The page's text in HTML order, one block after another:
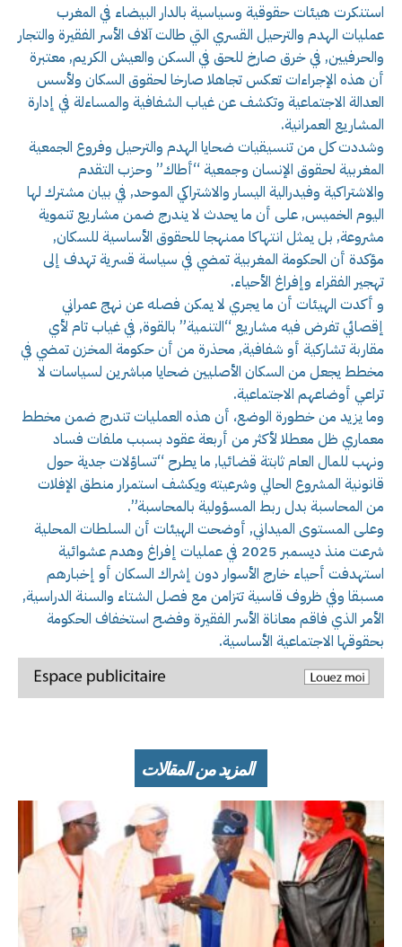
استنكرت هيئات حقوقية وسياسية بالدار البيضاء في المغرب
عمليات الهدم والترحيل القسري التي طالت آلاف الأسر الفقيرة والتجار
والحرفيين, في خرق صارخ للحق في السكن والعيش الكريم, معتبرة
أن هذه الإجراءات تعكس تجاهلا صارخا لحقوق السكان ولأسس
العدالة الاجتماعية وتكشف عن غياب الشفافية والمساءلة في إدارة
المشاريع العمرانية.
وشددت كل من تنسيقيات ضحايا الهدم والترحيل وفروع الجمعية
المغربية لحقوق الإنسان وجمعية “أطاك” وحزب التقدم
والاشتراكية وفيدرالية اليسار والاشتراكي الموحد, في بيان مشترك لها
اليوم الخميس, على أن ما يحدث لا يندرج ضمن مشاريع تنموية
مشروعة, بل يمثل انتهاكا ممنهجا للحقوق الأساسية للسكان,
مؤكدة أن الحكومة المغربية تمضي في سياسة قسرية تهدف إلى
تهجير الفقراء وإفراغ الأحياء.
و أكدت الهيئات أن ما يجري لا يمكن فصله عن نهج عمراني
إقصائي تفرض فيه مشاريع “التنمية” بالقوة, في غياب تام لأي
مقاربة تشاركية أو شفافية, محذرة من أن حكومة المخزن تمضي في
مخطط يجعل من السكان الأصليين ضحايا مباشرين لسياسات لا
تراعي أوضاعهم الاجتماعية.
وما يزيد من خطورة الوضع، أن هذه العمليات تندرج ضمن مخطط
معماري ظل معطلا لأكثر من أربعة عقود بسبب ملفات فساد
ونهب للمال العام ثابتة قضائيا, ما يطرح “تساؤلات جدية حول
قانونية المشروع الحالي وشرعيته ويكشف استمرار منطق الإفلات
من المحاسبة بدل ربط المسؤولية بالمحاسبة”.
وعلى المستوى الميداني, أوضحت الهيئات أن السلطات المحلية
شرعت منذ ديسمبر 2025 في عمليات إفراغ وهدم عشوائية
استهدفت أحياء خارج الأسوار دون إشراك السكان أو إخبارهم
مسبقا وفي ظروف قاسية تتزامن مع فصل الشتاء والسنة الدراسية,
الأمر الذي فاقم معاناة الأسر الفقيرة وفضح استخفاف الحكومة
بحقوقها الاجتماعية الأساسية.
المزيد من المقالات